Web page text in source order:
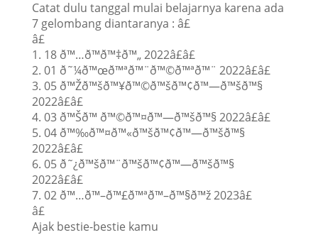
Catat dulu tanggal mulai belajarnya karena ada
7 gelombang diantaranya : â£
â£
1. 18 ð™…ð™ð™‡ð™„ 2022â£â£
2. 01 ð˜¼ð™œð™ªð™¨ð™©ð™ªð™¨ 2022â£â£
3. 05 ð™Žð™šð™¥ð™©ð™šð™¢ð™—ð™šð™§
2022â£â£
4. 03 ð™Šð™ ð™©ð™¤ð™—ð™šð™§ 2022â£â£
5. 04 ð™‰ð™¤ð™«ð™šð™¢ð™—ð™šð™§
2022â£â£
6. 05 ð˜¿ð™šð™¨ð™šð™¢ð™—ð™šð™§
2022â£â£
7. 02 ð™…ð™–ð™£ð™ªð™–ð™§ð™ž 2023â£
â£
Ajak bestie-bestie kamu